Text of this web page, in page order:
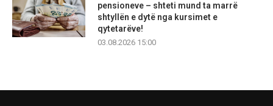
pensioneve – shteti mund ta marrë
shtyllën e dytë nga kursimet e
qytetarëve!
03.08.2026 15:00